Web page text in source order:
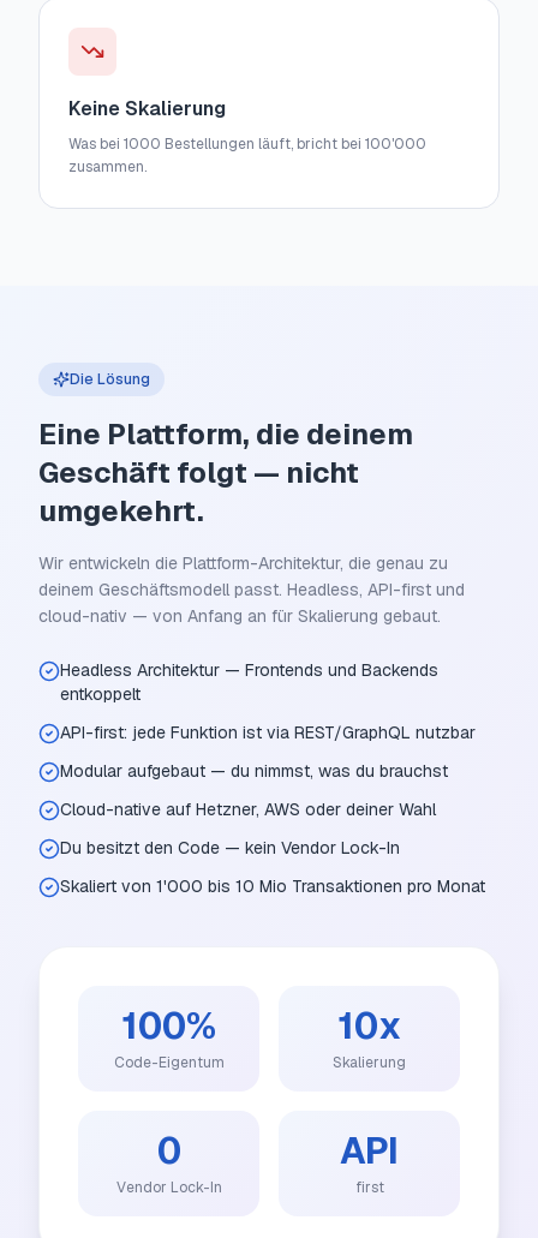
Keine Skalierung
Was bei 1000 Bestellungen läuft, bricht bei 100'000
zusammen.
Die Lösung
Eine Plattform, die deinem
Geschäft folgt — nicht
umgekehrt.
Wir entwickeln die Plattform-Architektur, die genau zu
deinem Geschäftsmodell passt. Headless, API-first und
cloud-nativ — von Anfang an für Skalierung gebaut.
Headless Architektur — Frontends und Backends
entkoppelt
API-first: jede Funktion ist via REST/GraphQL nutzbar
Modular aufgebaut — du nimmst, was du brauchst
Cloud-native auf Hetzner, AWS oder deiner Wahl
Du besitzt den Code — kein Vendor Lock-In
Skaliert von 1'000 bis 10 Mio Transaktionen pro Monat
100%
Code-Eigentum
10x
Skalierung
0
Vendor Lock-In
API
first